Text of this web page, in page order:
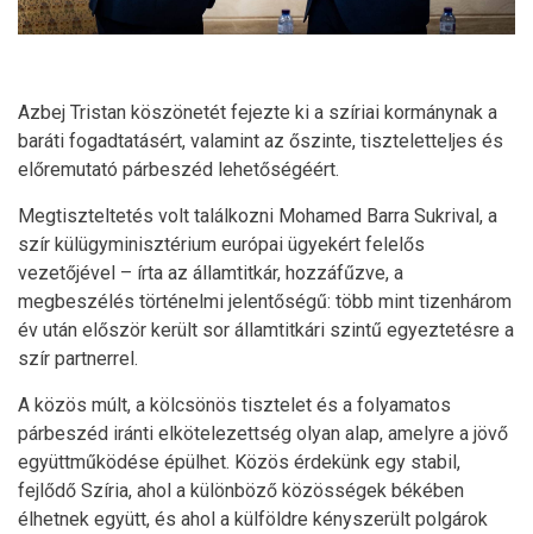
Azbej Tristan köszönetét fejezte ki a szíriai kormánynak a
baráti fogadtatásért, valamint az őszinte, tiszteletteljes és
előremutató párbeszéd lehetőségéért.
Megtiszteltetés volt találkozni Mohamed Barra Sukrival, a
szír külügyminisztérium európai ügyekért felelős
vezetőjével – írta az államtitkár, hozzáfűzve, a
megbeszélés történelmi jelentőségű: több mint tizenhárom
év után először került sor államtitkári szintű egyeztetésre a
szír partnerrel.
A közös múlt, a kölcsönös tisztelet és a folyamatos
párbeszéd iránti elkötelezettség olyan alap, amelyre a jövő
együttműködése épülhet. Közös érdekünk egy stabil,
fejlődő Szíria, ahol a különböző közösségek békében
élhetnek együtt, és ahol a külföldre kényszerült polgárok